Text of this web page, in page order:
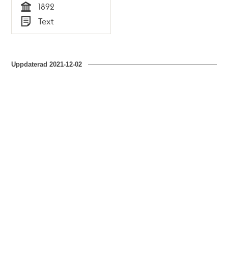
Tid
1892
Typ
Text
Uppdaterad2021-12-02